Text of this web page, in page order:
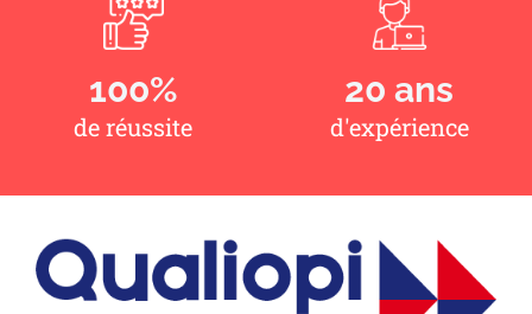
de réussite
100%
d'expérience
20 ans